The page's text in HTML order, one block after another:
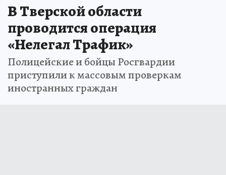
В Тверской области
проводится операция
«Нелегал Трафик»
Полицейские и бойцы Росгвардии
приступили к массовым проверкам
иностранных граждан